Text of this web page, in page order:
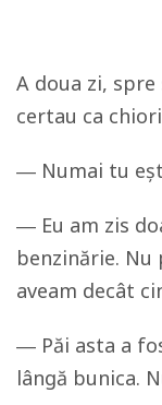
A doua zi, spre
certau ca
― Numai tu
― Eu am zis
benzinărie. Nu
aveam decât
― Păi asta a
lângă bunica.